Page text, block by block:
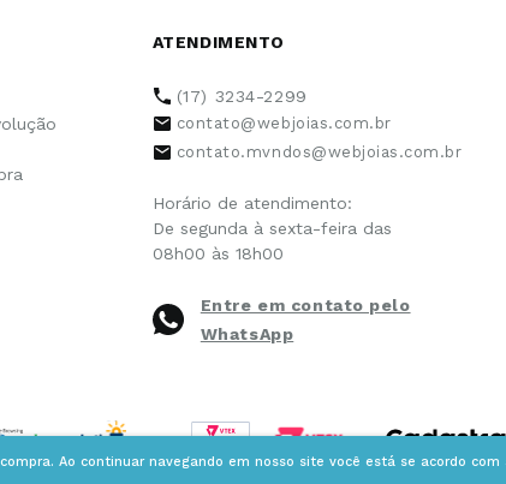
Ao continuar navegando em nosso site você está se acordo
ATENDIMENTO
(17) 3234-2299
contato@webjoias.com.br
contato.mvndos@webjoias.com.br
Horário de atendimento:
De segunda à sexta-feira das
08h00 às 18h00
Entre em contato pelo
WhatsApp